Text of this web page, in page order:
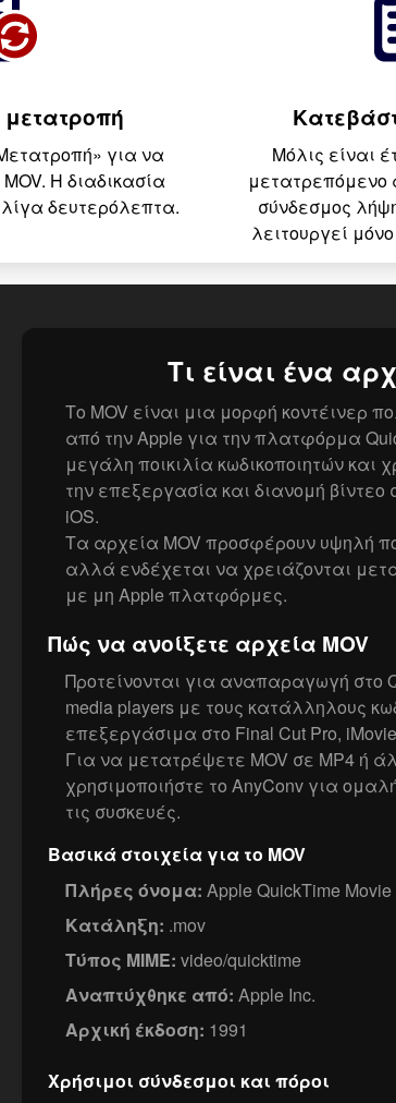
μετατροπή
για να
Η διαδικασία
δευτερόλεπτα.
Μόλις είναι
σύνδεσμος
λειτουργεί
Τι είναι ένα
Το MOV είναι μια μορφή κοντέινερ
από την Apple για την πλατφόρμα
μεγάλη ποικιλία κωδικοποιητών και
την επεξεργασία και διανομή βίντεο
iOS.
Τα αρχεία MOV προσφέρουν υψηλή
αλλά ενδέχεται να χρειάζονται
με μη Apple πλατφόρμες.
Πώς να ανοίξετε αρχεία MOV
Προτείνονται για αναπαραγωγή στο
media players με τους κατάλληλους
επεξεργάσιμα στο Final Cut Pro,
Για να μετατρέψετε MOV σε MP4 ή
χρησιμοποιήστε το AnyConv για
τις συσκευές.
Βασικά στοιχεία για το MOV
Πλήρες όνομα: Apple QuickTime Movie
Κατάληξη: .mov
Τύπος MIME: video/quicktime
Αναπτύχθηκε από: Apple Inc.
Αρχική έκδοση: 1991
Χρήσιμοι σύνδεσμοι και πόροι